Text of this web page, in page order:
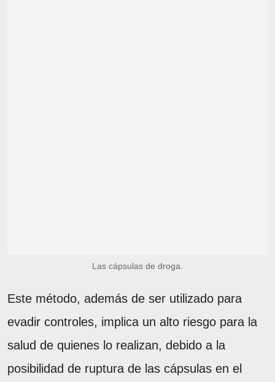
Las cápsulas de droga.
Este método, además de ser utilizado para
evadir controles, implica un alto riesgo para la
salud de quienes lo realizan, debido a la
posibilidad de ruptura de las cápsulas en el